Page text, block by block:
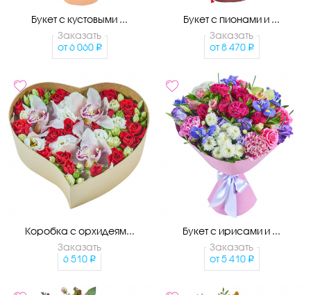
Букет с кустовыми ...
Заказать
от 6 060
Букет с пионами и ...
Заказать
от 8 470
Коробка с орхидеям...
Заказать
6 510
Букет с ирисами и ...
Заказать
от 5 410